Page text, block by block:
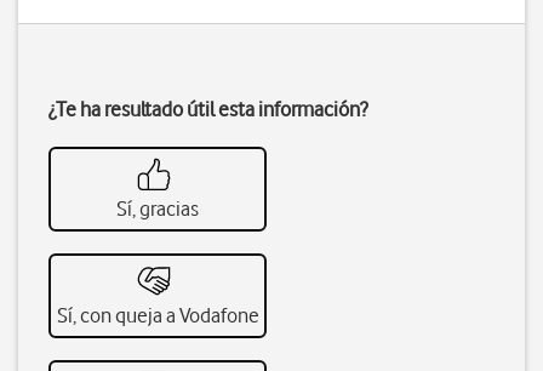
¿Te ha resultado útil esta información?
Sí, gracias
Sí, con queja a Vodafone